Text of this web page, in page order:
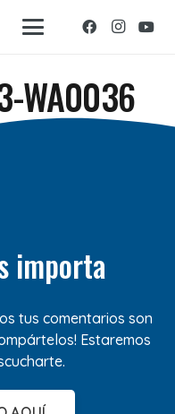
WA0036
importa
tus comentarios son
Estaremos